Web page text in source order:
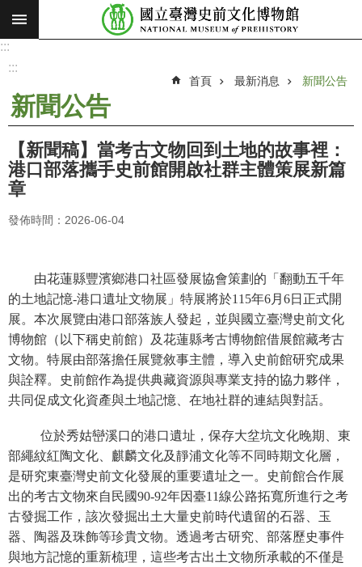
跳到主要內容區塊
搜
願
景
使
命
新
參
觀
展
覽
學
索
認
識
我
們
:::
:::
首頁 最新消息 新聞公告
新聞公告
【新聞稿】當考古文物回到土地的故事裡：
港口部落攜手史前館開啟社群主體策展新篇
章
發佈時間：2026-06-04
由花蓮縣豐濱鄉港口社區發展協會策劃的「翻動五千年
的土地記憶-港口遺址文物展」特展將於115年6月6日正式開
展。本次展覽由港口部落族人發起，並與國立臺灣史前文化
博物館（以下稱史前館）及花蓮縣考古博物館借展館藏考古
文物。特展由部落擔任展覽敘事主體，導入史前館研究成果
與詮釋。史前館作為提供典藏資源與專業支持的協力夥伴，
共同促成文化資產與土地記憶、在地社群的連結與對話。
位於秀姑巒溪口的港口遺址，保存大坌坑文化晚期、東
部繩紋紅陶文化、麒麟文化及靜浦文化等不同時期文化層，
是研究東臺灣史前文化發展的重要遺址之一。史前館合作展
出的考古文物來自民國90-92年因臺11線公路拓寬所進行之考
古發掘工作，該次發掘出土大量史前時代遺留的石器、玉
器、陶器及珠飾等珍貴文物。透過考古研究、部落歷史事件
與地方記憶的重新梳理，這些考古出土文物所承載的不僅是